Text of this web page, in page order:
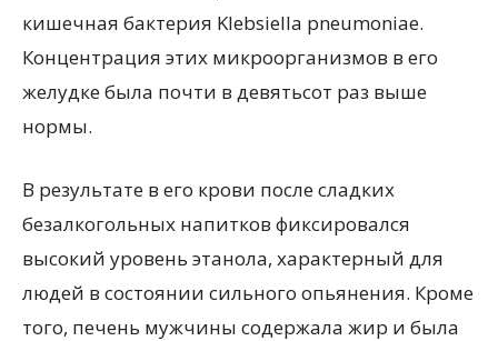
кишечная бактерия Klebsiella pneumoniae.
Концентрация этих микроорганизмов в его
желудке была почти в девятьсот раз выше
нормы.
В результате в его крови после сладких
безалкогольных напитков фиксировался
высокий уровень этанола, характерный для
людей в состоянии сильного опьянения. Кроме
того, печень мужчины содержала жир и была